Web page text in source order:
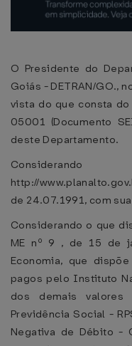
O Presidente do
Goiás - DETRAN/GO.,
vista do que consta do
05001 (Documento
deste Departamento.
http://
de 24.07.1991, com
Considerando o que
ME nº 9 , de 15 de
Economia, que
pagos pelo Instituto
dos demais valores
Previdência Social -
Negativa de Débito -